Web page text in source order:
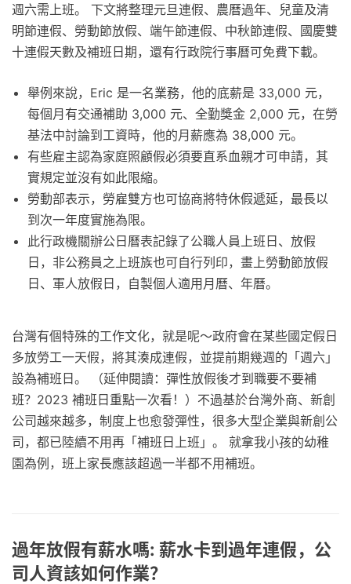
週六需上班。 下文將整理元旦連假、農曆過年、兒童及清
明節連假、勞動節放假、端午節連假、中秋節連假、國慶雙
十連假天數及補班日期，還有行政院行事曆可免費下載。
舉例來說，Eric 是一名業務，他的底薪是 33,000 元，
每個月有交通補助 3,000 元、全勤獎金 2,000 元，在勞
基法中討論到工資時，他的月薪應為 38,000 元。
有些雇主認為家庭照顧假必須要直系血親才可申請，其
實規定並沒有如此限縮。
勞動部表示，勞雇雙方也可協商將特休假遞延，最長以
到次一年度實施為限。
此行政機關辦公日曆表記錄了公職人員上班日、放假
日，非公務員之上班族也可自行列印，畫上勞動節放假
日、軍人放假日，自製個人適用月曆、年曆。
台灣有個特殊的工作文化，就是呢～政府會在某些國定假日
多放勞工一天假，將其湊成連假，並提前期幾週的「週六」
設為補班日。 （延伸閱讀：彈性放假後才到職要不要補
班？2023 補班日重點一次看！）不過基於台灣外商、新創
公司越來越多，制度上也愈發彈性，很多大型企業與新創公
司，都已陸續不用再「補班日上班」。 就拿我小孩的幼稚
園為例，班上家長應該超過一半都不用補班。
過年放假有薪水嗎: 薪水卡到過年連假，公
司人資該如何作業？